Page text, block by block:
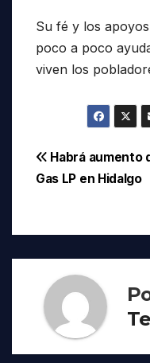
Su fé y los
poco a poco
viven los
entradas
Habrá aumento
Gas LP en Hidalgo